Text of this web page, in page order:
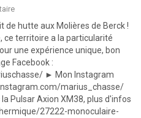
de hutte aux Molières de Berck !
ce territoire a la particularité
une expérience unique, bon
Facebook :
► Mon Instagram
marius_chasse/
Pulsar Axion XM38, plus d'infos
27222-monoculaire-